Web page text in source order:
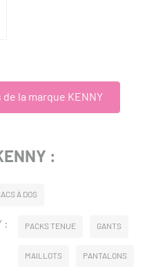
la marque KENNY
:
À DOS
: PACKS TENUE GANTS
MAILLOTS PANTALONS